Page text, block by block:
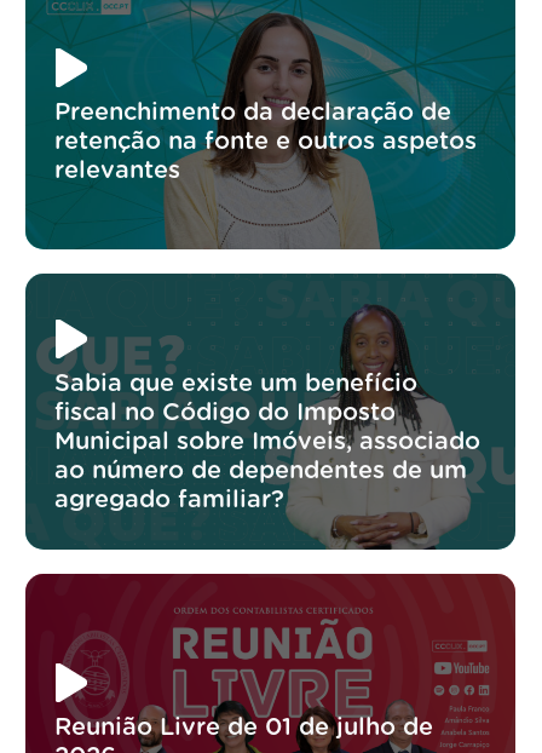
Preenchimento da declaração de
retenção na fonte e outros aspetos
relevantes
Sabia que existe um benefício
fiscal no Código do Imposto
Municipal sobre Imóveis, associado
ao número de dependentes de um
agregado familiar?
Reunião Livre de 01 de julho de